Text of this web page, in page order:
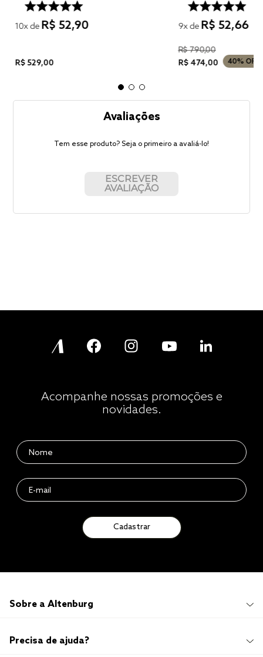
10x de R$ 52,90
R$ 529,00
9x de R$ 52,66
R$790,00
R$474,00 40% OFF
Avaliações
Tem esse produto? Seja o primeiro a avaliá-lo!
ESCREVER
AVALIAÇÃO
Acompanhe nossas promoções e
novidades.
Cadastrar
Sobre a Altenburg
Institucional
Precisa de ajuda?